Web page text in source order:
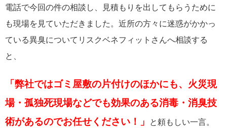
電話で今回の件の相談し、見積もりを出してもらうために
も現場を見ていただきました。近所の方々に迷惑がかかっ
ている異臭についてリスクベネフィットさんへ相談する
と、
「弊社ではゴミ屋敷の片付けのほかにも、火災現
場・孤独死現場などでも効果のある消毒・消臭技
術があるのでお任せください！」
と頼もしい一言。